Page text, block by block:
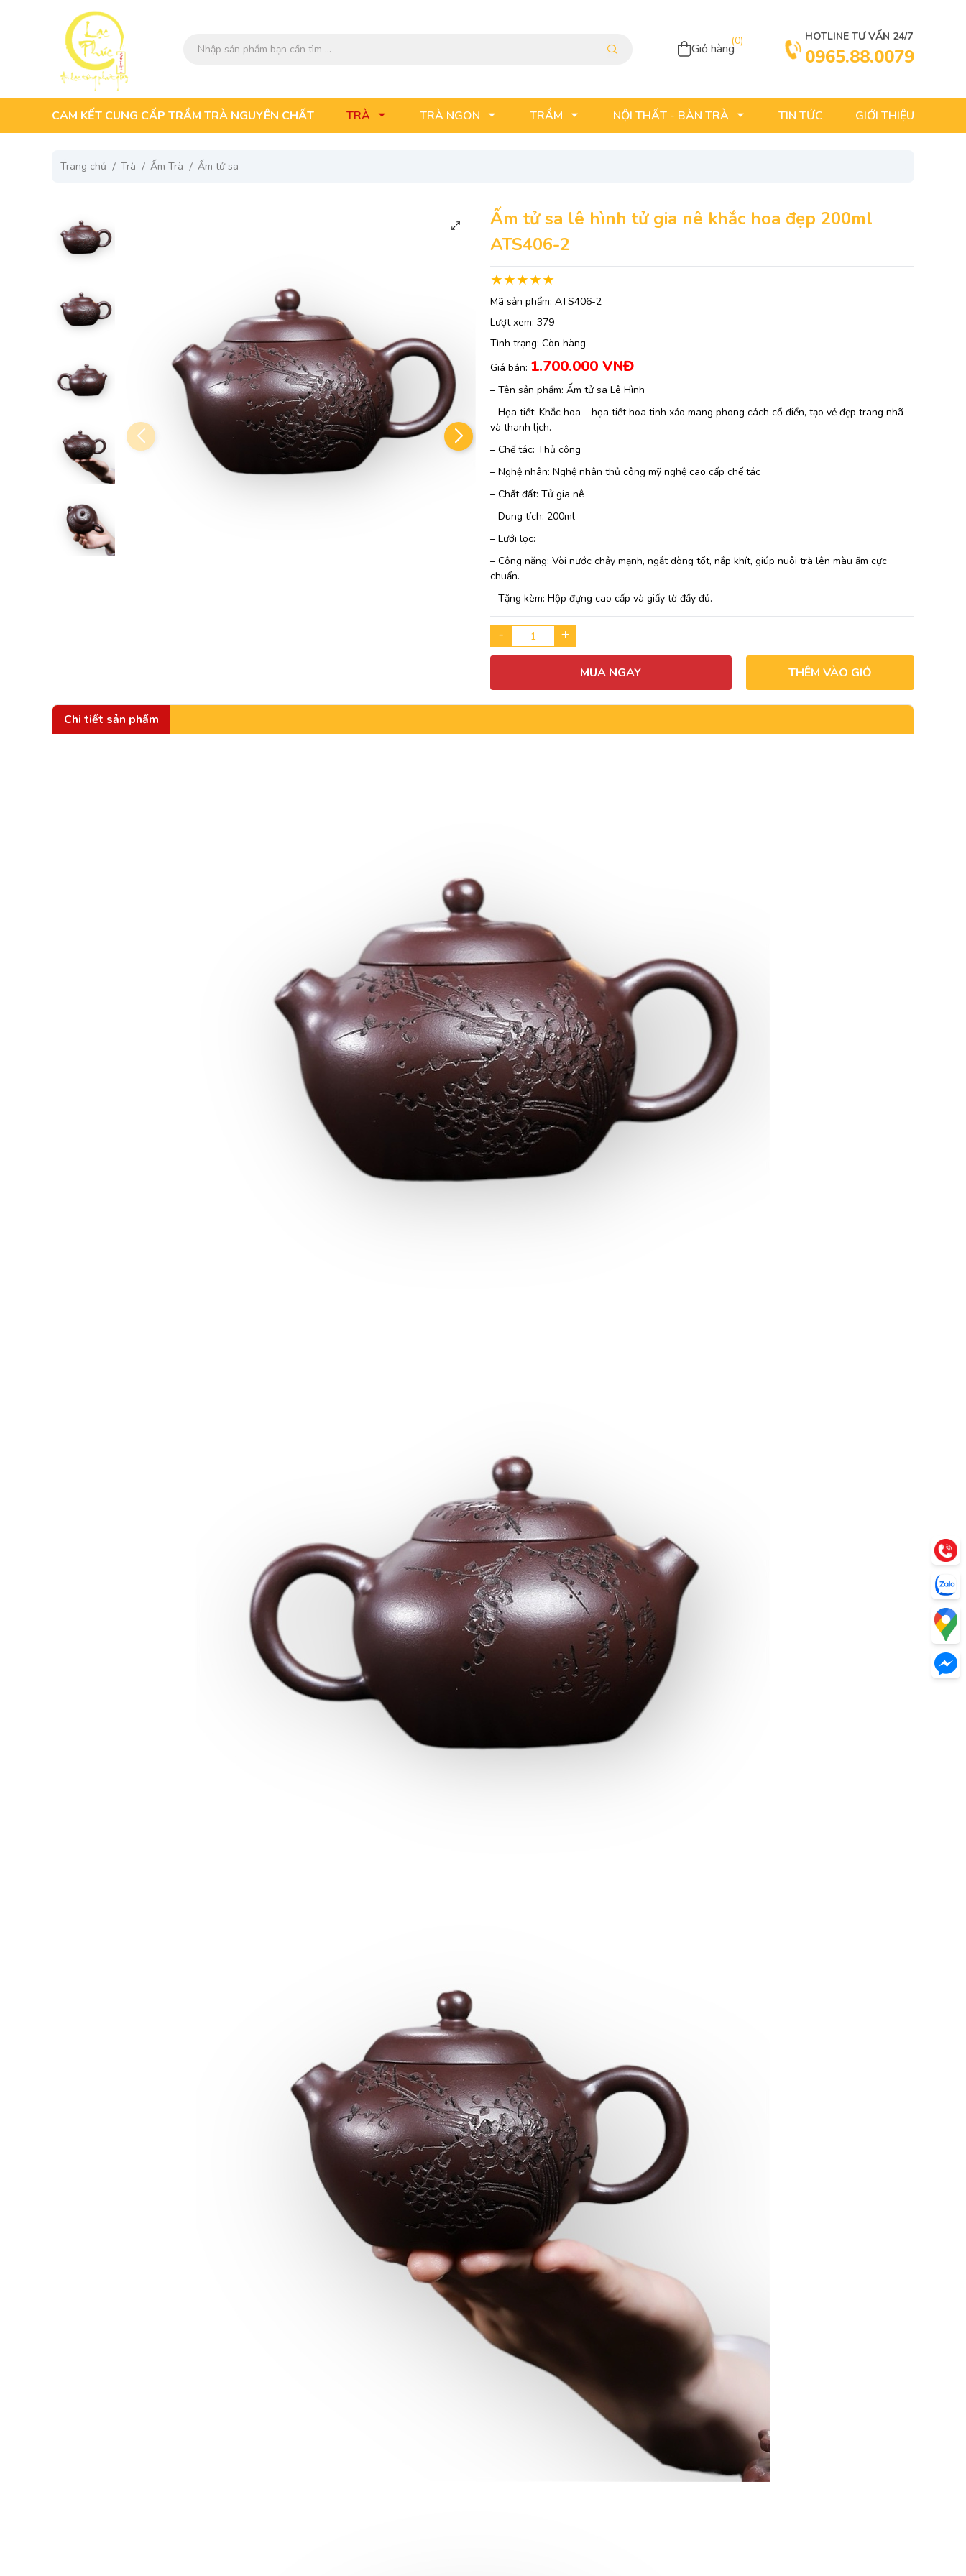
Giỏ hàng
(0) HOTLINE TƯ VẤN 24/7
0965.88.0079
CAM KẾT CUNG CẤP TRẦM TRÀ NGUYÊN CHẤT TRÀ TRÀ NGON TRẦM NỘI THẤT - BÀN TRÀ TIN TỨC GIỚI THIỆU
Trang chủ Trà Ấm Trà Ấm tử sa
Ấm tử sa lê hình tử gia nê khắc hoa đẹp 200ml
ATS406-2
Mã sản phẩm: ATS406-2
Lượt xem: 379
Tình trạng: Còn hàng
Giá bán: 1.700.000 VNĐ
– Tên sản phẩm: Ấm tử sa Lê Hình
– Họa tiết: Khắc hoa – họa tiết hoa tinh xảo mang phong cách cổ điển, tạo vẻ đẹp trang nhã
và thanh lịch.
– Chế tác: Thủ công
– Nghệ nhân: Nghệ nhân thủ công mỹ nghệ cao cấp chế tác
– Chất đất: Tử gia nê
– Dung tích: 200ml
– Lưới lọc:
– Công năng: Vòi nước chảy mạnh, ngắt dòng tốt, nắp khít, giúp nuôi trà lên màu ấm cực
chuẩn.
– Tặng kèm: Hộp đựng cao cấp và giấy tờ đầy đủ.
- +
MUA NGAY THÊM VÀO GIỎ
Chi tiết sản phẩm